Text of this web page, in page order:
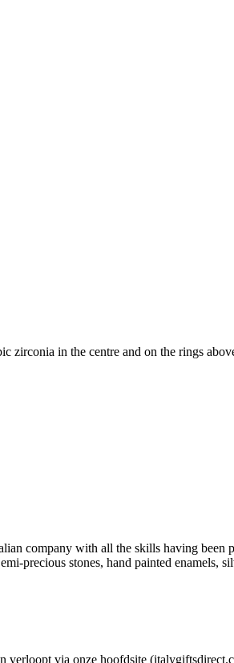
in the centre and on the rings
company with all the skills having been
precious stones, hand painted enamels,
via onze hoofdsite